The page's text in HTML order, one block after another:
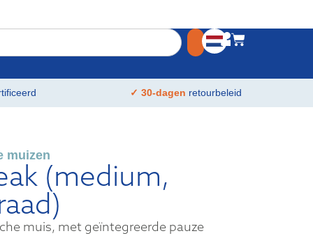
✓ 30-dagen retourbeleid
muizen
(medium,
muis, met geïntegreerde pauze